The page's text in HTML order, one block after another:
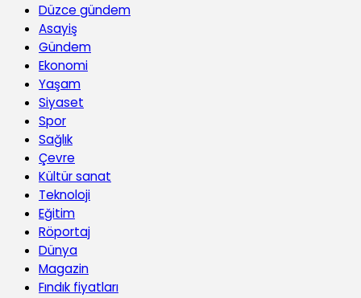
Düzce gündem
Asayiş
Gündem
Ekonomi
Yaşam
Siyaset
Spor
Sağlık
Çevre
Kültür sanat
Teknoloji
Eğitim
Röportaj
Dünya
Magazin
Fındık fiyatları